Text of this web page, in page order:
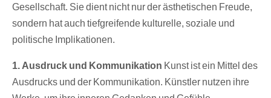
Gesellschaft. Sie dient nicht nur der ästhetischen Freude,
sondern hat auch tiefgreifende kulturelle, soziale und
politische Implikationen.
1. Ausdruck und Kommunikation Kunst ist ein Mittel des
Ausdrucks und der Kommunikation. Künstler nutzen ihre